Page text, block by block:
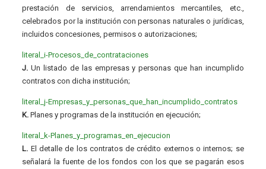
prestación de servicios, arrendamientos mercantiles, etc.,
celebrados por la institución con personas naturales o jurídicas,
incluidos concesiones, permisos o autorizaciones;
literal_i-Procesos_de_contrataciones
J. Un listado de las empresas y personas que han incumplido
contratos con dicha institución;
literal_j-Empresas_y_personas_que_han_incumplido_contratos
K. Planes y programas de la institución en ejecución;
literal_k-Planes_y_programas_en_ejecucion
L. El detalle de los contratos de crédito externos o internos; se
señalará la fuente de los fondos con los que se pagarán esos